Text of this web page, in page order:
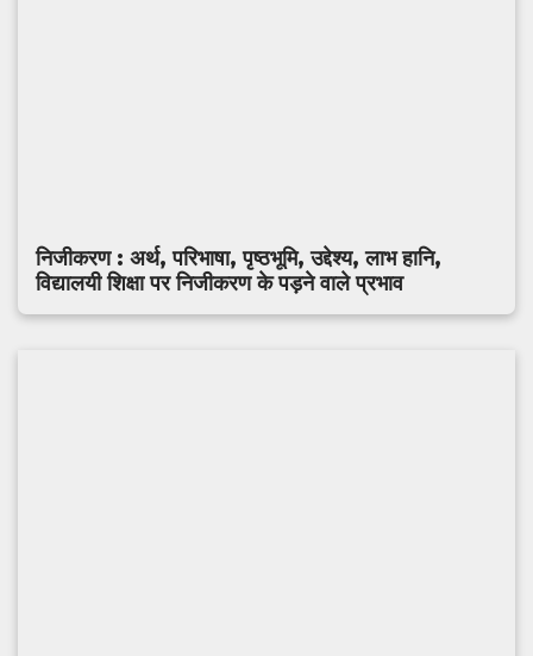
निजीकरण : अर्थ, परिभाषा, पृष्ठभूमि, उद्देश्य, लाभ हानि,
विद्यालयी शिक्षा पर निजीकरण के पड़ने वाले प्रभाव